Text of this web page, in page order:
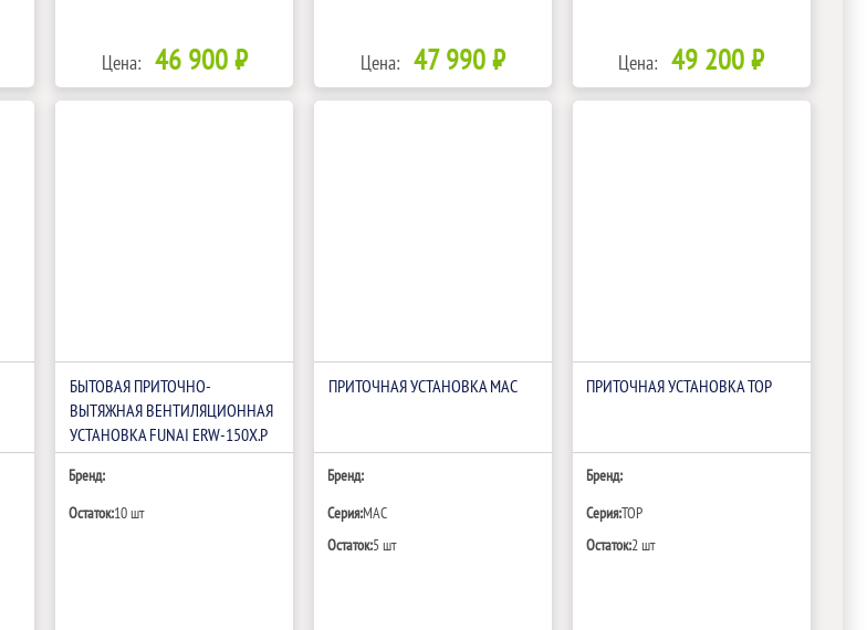
Цена: 46 900 ₽ Цена: 47 990 ₽ Цена: 49 200 ₽
БЫТОВАЯ ПРИТОЧНО-
ВЫТЯЖНАЯ ВЕНТИЛЯЦИОННАЯ
УСТАНОВКА FUNAI ERW-150X.P
Бренд:
Остаток:10 шт
ПРИТОЧНАЯ УСТАНОВКА MAC
Бренд:
Серия:MAC
Остаток:5 шт
ПРИТОЧНАЯ УСТАНОВКА TOP
Бренд:
Серия:TOP
Остаток:2 шт